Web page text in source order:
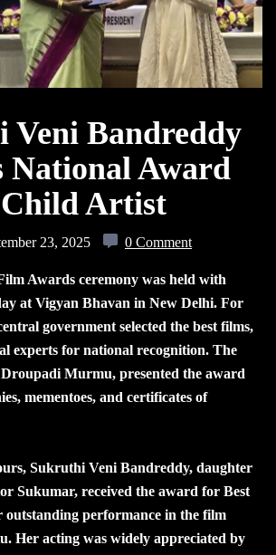
Veni Bandreddy
National Award
Artist
23, 2025 0 Comment
Awards ceremony was held with
at Vigyan Bhavan in New Delhi. For
government selected the best films,
experts for national recognition. The
Murmu, presented the award
mementoes, and certificates of
Sukruthi Veni Bandreddy, daughter
Sukumar, received the award for Best
performance in the film
Her acting was widely appreciated by